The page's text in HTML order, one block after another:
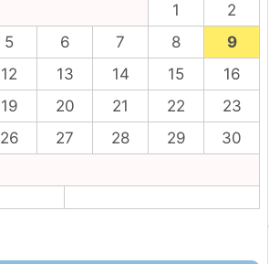
1
2
5 6 7 8
9
12 13 14 15
16
19 20 21 22
23
26 27 28 29
30